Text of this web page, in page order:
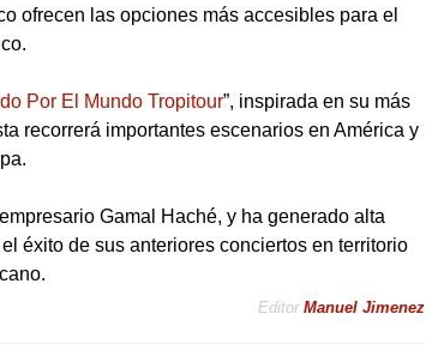
ofrecen las opciones más accesibles para el
Por El Mundo Tropitour”, inspirada en su más
recorrerá importantes escenarios en América y
Gamal Haché, y ha generado alta
éxito de sus anteriores conciertos en territorio
Editor Manuel Jimenez